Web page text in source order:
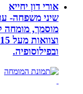
אורי דון יחייא
שיני משפחה- עורך
מוסמך, מומחה
ובפילוסופיה.